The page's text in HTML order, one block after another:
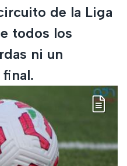
de la Liga
todos los
ni un